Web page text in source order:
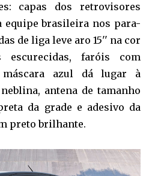
capas dos retrovisores
equipe brasileira nos para-
de liga leve aro 15'' na cor
faróis com
máscara azul dá lugar à
antena de tamanho
da grade e adesivo da
preto brilhante.